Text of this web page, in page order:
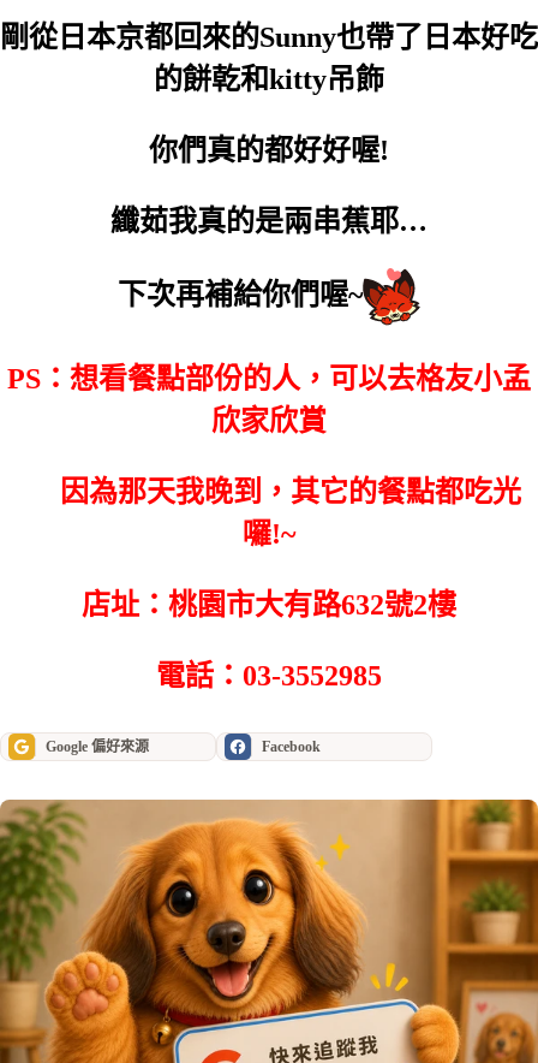
剛從日本京都回來的Sunny也帶了日本好吃
的餅乾和kitty吊飾
你們真的都好好喔!
纖茹我真的是兩串蕉耶…
下次再補給你們喔~
PS：想看餐點部份的人，可以去格友小孟
欣家欣賞
因為那天我晚到，其它的餐點都吃光
囉!~
店址：桃園市大有路632號2樓
電話：03-3552985
Google 偏好來源 Facebook